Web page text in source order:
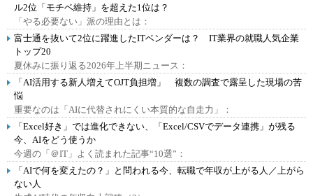
ル2位「モチベ維持」を超えた1位は？
「やる必要ない」派の理由とは：
富士通を抜いて2位に躍進したITベンダーは？ IT業界の就職人気企業
トップ20
夏休みに振り返る2026年上半期ニュース：
「AI活用する新人増えてOJT負担増」 複数の調査で露呈した現場の苦
悩
重要なのは「AIに代替されにくい本質的な自走力」：
「Excel好き」では進化できない、「Excel/CSVでデータ連携」が残る
今、AIをどう使うか
今週の「＠IT」よく読まれた記事“10選”：
「AIで何を変えたの？」と問われる今、転職で年収が上がる人／上がら
ない人